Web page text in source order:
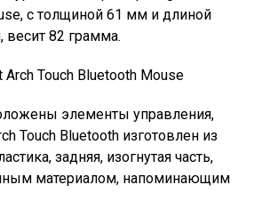
с толщиной 61 мм и длиной
82 грамма.
элементы управления,
Touch Bluetooth изготовлен из
задняя, изогнутая часть,
материалом, напоминающим